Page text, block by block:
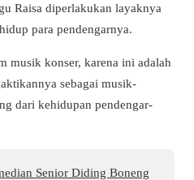
Raisa diperlakukan layaknya
para pendengarnya.
musik konser, karena ini adalah
sebagai musik-
dari kehidupan pendengar-
Senior Diding Boneng